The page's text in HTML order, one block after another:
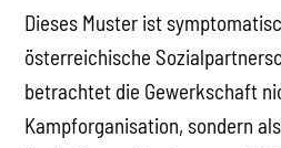
Dieses Muster ist
österreichische
betrachtet die Gewerkschaft
Kampforganisation, sondern